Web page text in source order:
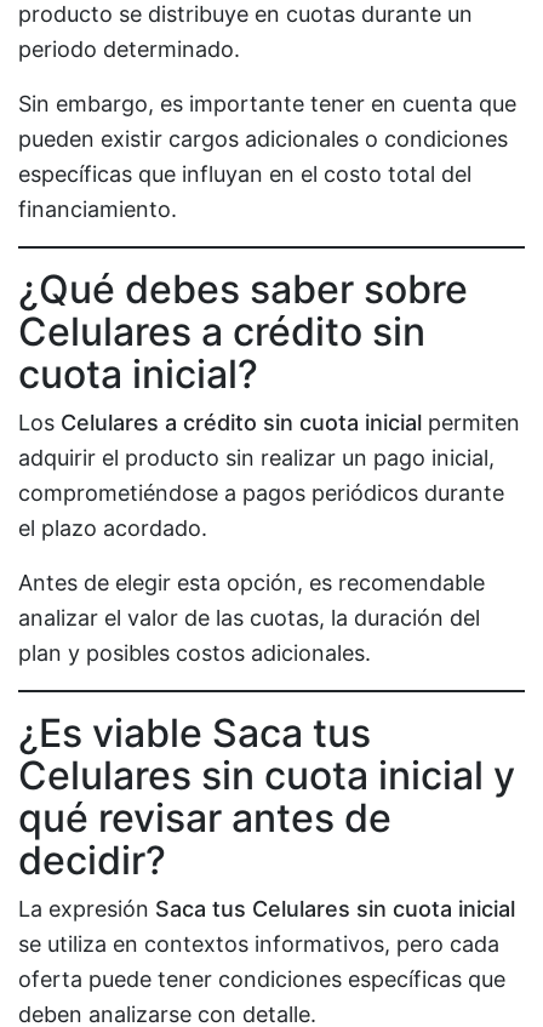
producto se distribuye en cuotas durante un
periodo determinado.
Sin embargo, es importante tener en cuenta que
pueden existir cargos adicionales o condiciones
específicas que influyan en el costo total del
financiamiento.
¿Qué debes saber sobre
Celulares a crédito sin
cuota inicial?
Los Celulares a crédito sin cuota inicial permiten
adquirir el producto sin realizar un pago inicial,
comprometiéndose a pagos periódicos durante
el plazo acordado.
Antes de elegir esta opción, es recomendable
analizar el valor de las cuotas, la duración del
plan y posibles costos adicionales.
¿Es viable Saca tus
Celulares sin cuota inicial y
qué revisar antes de
decidir?
La expresión Saca tus Celulares sin cuota inicial
se utiliza en contextos informativos, pero cada
oferta puede tener condiciones específicas que
deben analizarse con detalle.